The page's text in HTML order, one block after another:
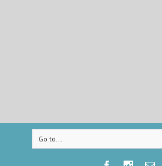
Go to...